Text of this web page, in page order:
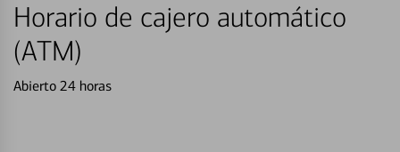
Horario de cajero automático
(ATM)
Abierto 24 horas